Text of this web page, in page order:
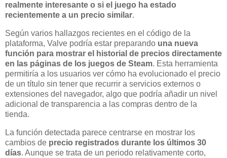
realmente interesante o si el juego ha estado
recientemente a un precio similar.
Según varios hallazgos recientes en el código de la
plataforma, Valve podría estar preparando una nueva
función para mostrar el historial de precios directamente
en las páginas de los juegos de Steam. Esta herramienta
permitiría a los usuarios ver cómo ha evolucionado el precio
de un título sin tener que recurrir a servicios externos o
extensiones del navegador, algo que podría añadir un nivel
adicional de transparencia a las compras dentro de la
tienda.
La función detectada parece centrarse en mostrar los
cambios de precio registrados durante los últimos 30
días. Aunque se trata de un periodo relativamente corto,